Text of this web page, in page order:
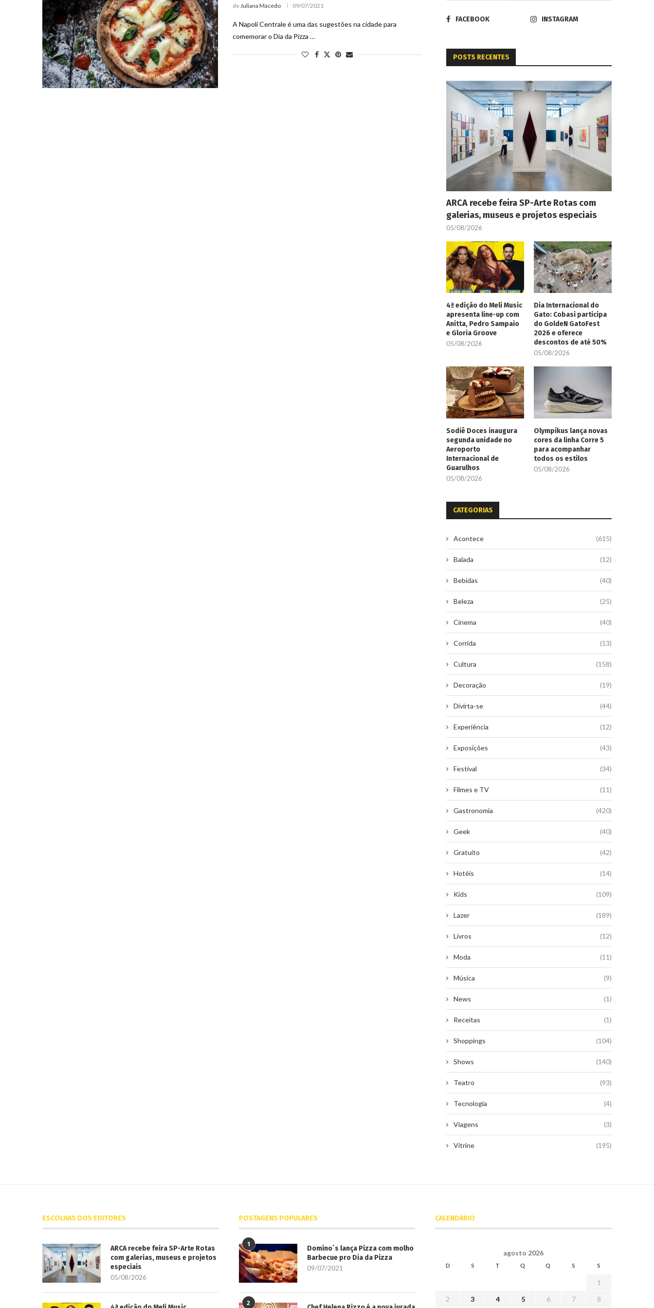
deJuliana Macedo 09/07/2021
A Napoli Centrale é uma das sugestões na cidade para
comemorar o Dia da Pizza …
FACEBOOK INSTAGRAM
POSTS RECENTES
ARCA recebe feira SP-Arte Rotas com
galerias, museus e projetos especiais
05/08/2026
4ª edição do Meli Music
apresenta line-up com
Anitta, Pedro Sampaio
e Gloria Groove
05/08/2026
Dia Internacional do
Gato: Cobasi participa
do GoldeN GatoFest
2026 e oferece
descontos de até 50%
05/08/2026
Sodiê Doces inaugura
segunda unidade no
Aeroporto
Internacional de
Guarulhos
05/08/2026
Olympikus lança novas
cores da linha Corre 5
para acompanhar
todos os estilos
05/08/2026
CATEGORIAS
Acontece (615)
Balada (12)
Bebidas (40)
Beleza (25)
Cinema (40)
Corrida (13)
Cultura (158)
Decoração (19)
Divirta-se (44)
Experiência (12)
Exposições (43)
Festival (34)
Filmes e TV (11)
Gastronomia (420)
Geek (40)
Gratuito (42)
Hotéis (14)
Kids (109)
Lazer (189)
Livros (12)
Moda (11)
Música (9)
News (1)
Receitas (1)
Shoppings (104)
Shows (140)
Teatro (93)
Tecnologia (4)
Viagens (3)
Vitrine (195)
ESCOLHAS DOS EDITORES
ARCA recebe feira SP-Arte Rotas
com galerias, museus e projetos
especiais
05/08/2026
POSTAGENS POPULARES
1
Domino´s lança Pizza com molho
Barbecue pro Dia da Pizza
09/07/2021
2
CALENDÁRIO
agosto 2026
D S T Q Q S S
1
2
3 4 5 6 7 8